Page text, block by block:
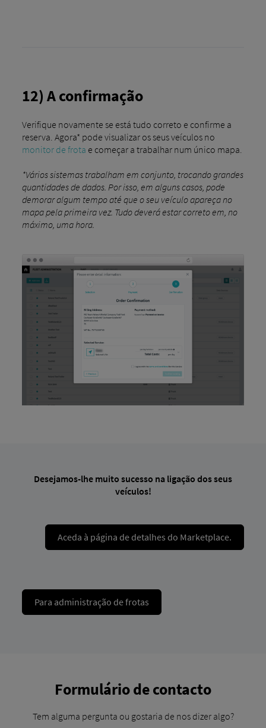
12) A confirmação
Verifique novamente se está tudo correto e confirme a
reserva. Agora* pode visualizar os seus veículos no
monitor de frota e começar a trabalhar num único mapa.
*Vários sistemas trabalham em conjunto, trocando grandes
quantidades de dados. Por isso, em alguns casos, pode
demorar algum tempo até que o seu veículo apareça no
mapa pela primeira vez. Tudo deverá estar correto em, no
máximo, uma hora.
Desejamos-lhe muito sucesso na ligação dos seus
veículos!
Aceda à página de detalhes do Marketplace.
Para administração de frotas
Formulário de contacto
Tem alguma pergunta ou gostaria de nos dizer algo?